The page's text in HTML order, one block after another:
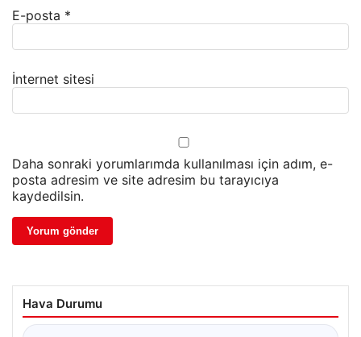
E-posta *
İnternet sitesi
Daha sonraki yorumlarımda kullanılması için adım, e-
posta adresim ve site adresim bu tarayıcıya
kaydedilsin.
Hava Durumu